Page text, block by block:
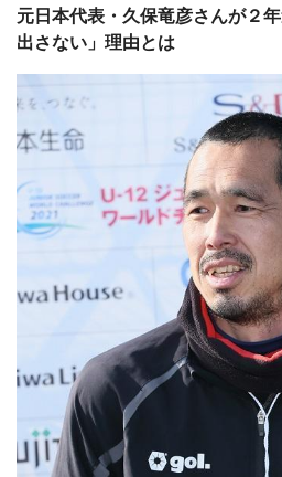
元日本代表・久保竜彦さんが２
出さない」理由とは